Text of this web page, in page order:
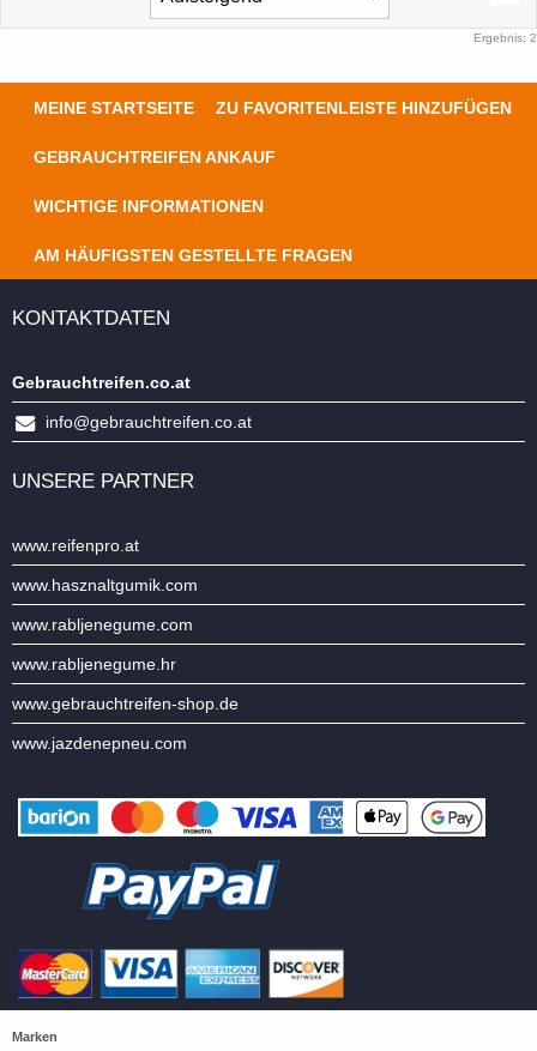
Ergebnis: 2
MEINE STARTSEITE ZU FAVORITENLEISTE HINZUFÜGEN
GEBRAUCHTREIFEN ANKAUF
WICHTIGE INFORMATIONEN
AM HÄUFIGSTEN GESTELLTE FRAGEN
KONTAKTDATEN
Gebrauchtreifen.co.at
info@gebrauchtreifen.co.at
UNSERE PARTNER
www.reifenpro.at
www.hasznaltgumik.com
www.rabljenegume.com
www.rabljenegume.hr
www.gebrauchtreifen-shop.de
www.jazdenepneu.com
Marken